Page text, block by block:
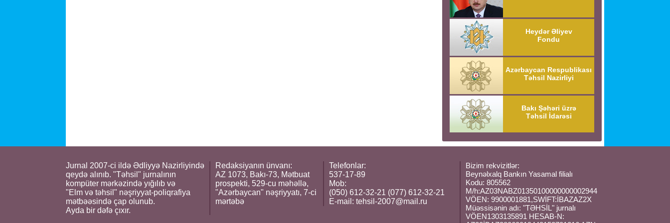
Heydər Əliyev
Fondu
Azərbaycan Respublikası
Təhsil Nazirliyi
Bakı Şəhəri üzrə
Təhsil İdarəsi
Jurnal 2007-ci ildə Ədliyyə Nazirliyində
qeydə alınıb. "Təhsil" jurnalının
kompüter mərkəzində yığılıb və
"Elm və təhsil" nəşriyyat-poliqrafiya
mətbəəsində çap olunub.
Ayda bir dəfə çıxır.
Redaksiyanın ünvanı:
AZ 1073, Bakı-73, Mətbuat
prospekti, 529-cu məhəllə,
"Azərbaycan" nəşriyyatı, 7-ci
mərtəbə
Telefonlar:
537-17-89
Mob:
(050) 612-32-21 (077) 612-32-21
E-mail: tehsil-2007@mail.ru
Bizim rekvizitlər:
Beynəlxalq Bankın Yasamal filialı
Kodu: 805562
M/h:AZ03NABZ01350100000000002944
VÖEN: 9900001881,SWİFT:İBAZAZ2X
Müəssisənin adı: "TƏHSİL" jurnalı
VÖEN1303135891 HESAB-N: